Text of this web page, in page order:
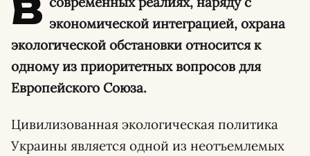
В экономической интеграцией, охрана
экологической обстановки относится к
одному из приоритетных вопросов для
Европейского Союза.
Цивилизованная экологическая политика
Украины является одной из неотъемлемых